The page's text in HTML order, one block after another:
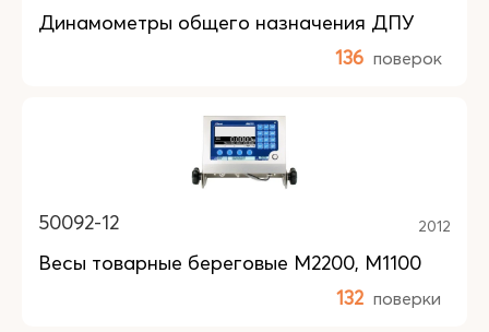
Динамометры общего назначения ДПУ
136 поверок
50092-12 2012
Весы товарные береговые M2200, M1100
132 поверки